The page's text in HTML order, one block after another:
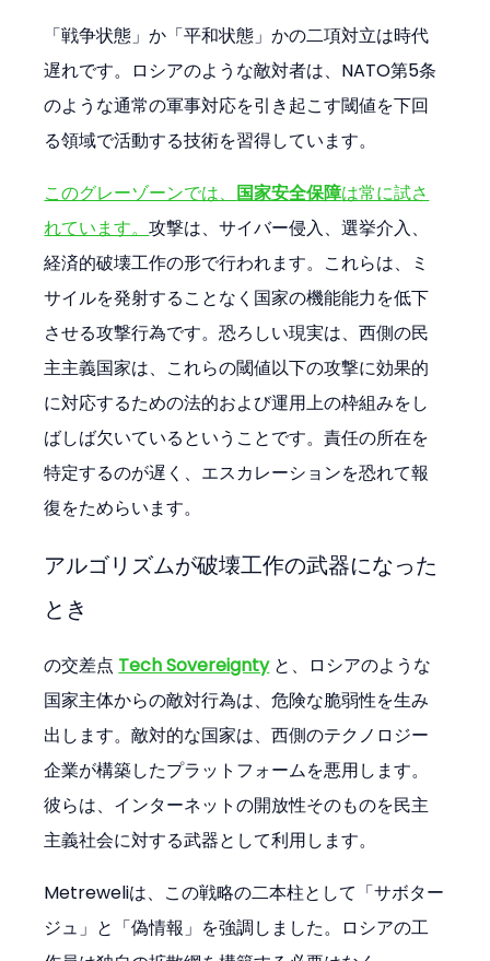
「戦争状態」か「平和状態」かの二項対立は時代
遅れです。ロシアのような敵対者は、NATO第5条
のような通常の軍事対応を引き起こす閾値を下回
る領域で活動する技術を習得しています。
このグレーゾーンでは、 国家安全保障は常に試さ
れています。攻撃は、サイバー侵入、選挙介入、
経済的破壊工作の形で行われます。これらは、ミ
サイルを発射することなく国家の機能能力を低下
させる攻撃行為です。恐ろしい現実は、西側の民
主主義国家は、これらの閾値以下の攻撃に効果的
に対応するための法的および運用上の枠組みをし
ばしば欠いているということです。責任の所在を
特定するのが遅く、エスカレーションを恐れて報
復をためらいます。
アルゴリズムが破壊工作の武器になった
とき
の交差点 Tech Sovereignty と、ロシアのような
国家主体からの敵対行為は、危険な脆弱性を生み
出します。敵対的な国家は、西側のテクノロジー
企業が構築したプラットフォームを悪用します。
彼らは、インターネットの開放性そのものを民主
主義社会に対する武器として利用します。
Metreweliは、この戦略の二本柱として「サボター
ジュ」と「偽情報」を強調しました。ロシアの工